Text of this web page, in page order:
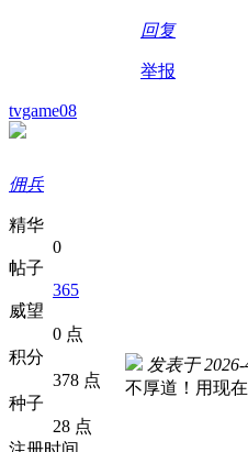
回复
举报
tvgame08
佣兵
精华
0
帖子
365
威望
0 点
积分
378 点
种子
28 点
发表于
不厚道！用现